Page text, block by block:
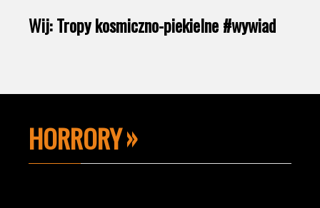
Wij: Tropy kosmiczno-piekielne #wywiad
HORRORY